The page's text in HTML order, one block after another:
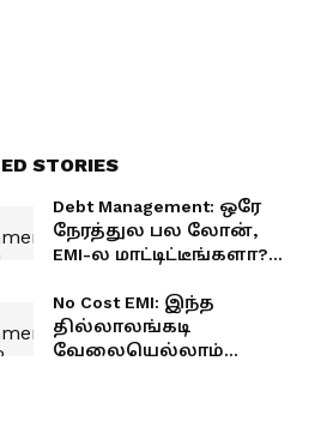
STORIES
Debt Management: ஒரே
நேரத்துல பல லோன்,
EMI-ல மாட்டிட்டீங்களா?
பண்ணுங்க..
No Cost EMI: இந்த
தில்லாலங்கடி
வேலையெல்லாம்